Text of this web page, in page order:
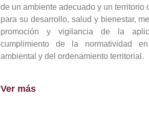
de un ambiente adecuado y un territorio
para su desarrollo, salud y bienestar,
promoción y vigilancia de la
cumplimiento de la normatividad
ambiental y del ordenamiento territorial.
Ver más